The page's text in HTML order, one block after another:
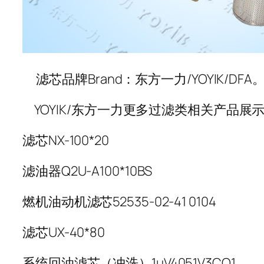
滤芯品牌Brand：东方一力/YOYIK/DFA
YOYIK/东方一力更多过滤类相关产品展
滤芯NX-100*20
滤油器Q2U-A100*10BS
燃机油动机滤芯52535-02-41 0104
滤芯UX-40*80